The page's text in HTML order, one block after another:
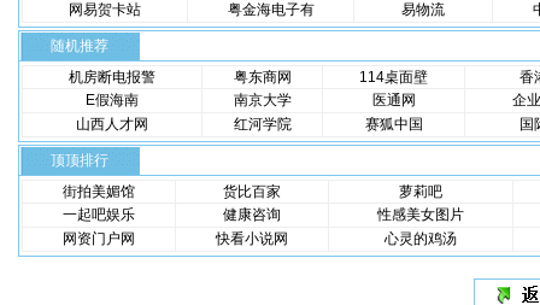
网易贺卡站
粤金海电子有 易物流
随机推荐
机房断电报警
粤东商网 114桌面壁
香
E假海南
南京大学 医通网
企
山西人才网
红河学院 赛狐中国 国
顶顶排行
街拍美媚馆
货比百家
萝莉吧
一起吧娱乐
健康咨询
性感美女图片
网资门户网
快看小说网 心灵的鸡汤